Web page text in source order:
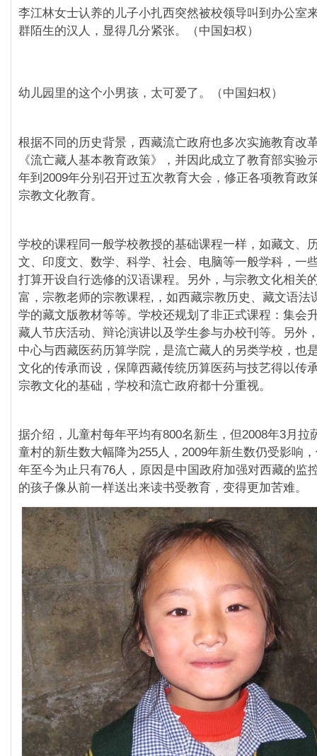
李江林女士认养的儿子小扎西突然被校领导叫到办公室
群陌生的汉人，显得几分紧张。（中国妇权）
幼儿园里的这个小男孩，太可爱了。（中国妇权）
根据不同的历史背景，西藏流亡政府也多次实施教育改
《流亡藏人基本教育政策》，并因此成立了教育部实验
年到2009年分别召开过五次教育大会，修正各项教育政
宗教文化教育。
学校的课程同一般学校教授的基础课程一样，如藏文、
文、印度文、数学、科学、社会、电脑等一般学科，一
打算开设自行选修的汉语课程。另外，与宗教文化相关
富，宗教老师的宗教课程,，如西藏宗教历史、藏文语法
学的藏文版教材等等。学校还规划了非正式课程：集会
藏人节庆活动、辩论演讲以及学生参与办校刊等。另外
中心与西藏医药历算学院，是流亡藏人的另类学校，也
文化的传承而设，保障西藏传统历算医药与技艺得以传
宗教文化的基础，学校和流亡政府都十分重视。
据介绍，儿童村每年平均有800名新生，但2008年3月拉
童村的新生数大幅降为255人，2009年新生数仍受影响
年至今为止只有76人，原因是中国政府加强对西藏的监
的孩子像从前一样送出来读书受教育，变得更加苦难。